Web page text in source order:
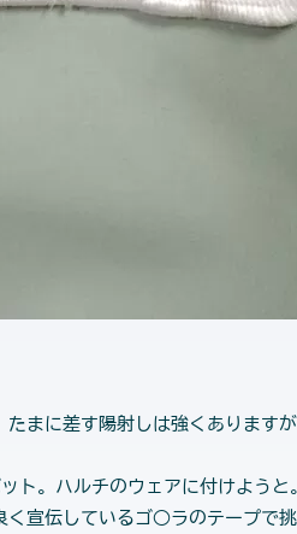
まに差す陽射しは強くあります
ト。ハルチのウェアに付けよう
宣伝しているゴ○ラのテープで